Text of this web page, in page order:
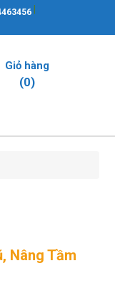
Giỏ hàng
(0)
Nâng Tầm